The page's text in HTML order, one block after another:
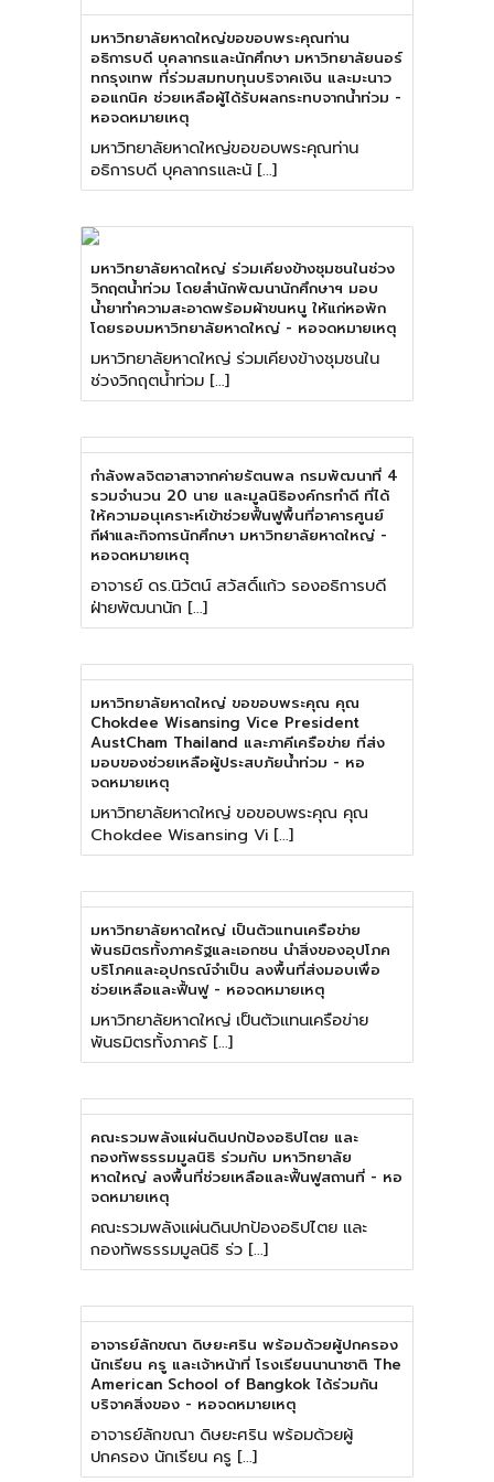
มหาวิทยาลัยหาดใหญ่ขอขอบพระคุณท่าน
อธิการบดี บุคลากรและนักศึกษา มหาวิทยาลัยนอร์
ทกรุงเทพ ที่ร่วมสมทบทุนบริจาคเงิน และมะนาว
ออแกนิค ช่วยเหลือผู้ได้รับผลกระทบจากน้ำท่วม -
หอจดหมายเหตุ
มหาวิทยาลัยหาดใหญ่ขอขอบพระคุณท่าน
อธิการบดี บุคลากรและนั […]
มหาวิทยาลัยหาดใหญ่ ร่วมเคียงข้างชุมชนในช่วง
วิกฤตน้ำท่วม โดยสำนักพัฒนานักศึกษาฯ มอบ
น้ำยาทำความสะอาดพร้อมผ้าขนหนู ให้แก่หอพัก
โดยรอบมหาวิทยาลัยหาดใหญ่ - หอจดหมายเหตุ
มหาวิทยาลัยหาดใหญ่ ร่วมเคียงข้างชุมชนใน
ช่วงวิกฤตน้ำท่วม […]
กำลังพลจิตอาสาจากค่ายรัตนพล กรมพัฒนาที่ 4
รวมจำนวน 20 นาย และมูลนิธิองค์กรทำดี ที่ได้
ให้ความอนุเคราะห์เข้าช่วยฟื้นฟูพื้นที่อาคารศูนย์
กีฬาและกิจการนักศึกษา มหาวิทยาลัยหาดใหญ่ -
หอจดหมายเหตุ
อาจารย์ ดร.นิวัตน์ สวัสดิ์แก้ว รองอธิการบดี
ฝ่ายพัฒนานัก […]
มหาวิทยาลัยหาดใหญ่ ขอขอบพระคุณ คุณ
Chokdee Wisansing Vice President
AustCham Thailand และภาคีเครือข่าย ที่ส่ง
มอบของช่วยเหลือผู้ประสบภัยน้ำท่วม - หอ
จดหมายเหตุ
มหาวิทยาลัยหาดใหญ่ ขอขอบพระคุณ คุณ
Chokdee Wisansing Vi […]
มหาวิทยาลัยหาดใหญ่ เป็นตัวแทนเครือข่าย
พันธมิตรทั้งภาครัฐและเอกชน นำสิ่งของอุปโภค
บริโภคและอุปกรณ์จำเป็น ลงพื้นที่ส่งมอบเพื่อ
ช่วยเหลือและฟื้นฟู - หอจดหมายเหตุ
มหาวิทยาลัยหาดใหญ่ เป็นตัวแทนเครือข่าย
พันธมิตรทั้งภาครั […]
คณะรวมพลังแผ่นดินปกป้องอธิปไตย และ
กองทัพธรรมมูลนิธิ ร่วมกับ มหาวิทยาลัย
หาดใหญ่ ลงพื้นที่ช่วยเหลือและฟื้นฟูสถานที่ - หอ
จดหมายเหตุ
คณะรวมพลังแผ่นดินปกป้องอธิปไตย และ
กองทัพธรรมมูลนิธิ ร่ว […]
อาจารย์ลักขณา ดิษยะศริน พร้อมด้วยผู้ปกครอง
นักเรียน ครู และเจ้าหน้าที่ โรงเรียนนานาชาติ The
American School of Bangkok ได้ร่วมกัน
บริจาคสิ่งของ - หอจดหมายเหตุ
อาจารย์ลักขณา ดิษยะศริน พร้อมด้วยผู้
ปกครอง นักเรียน ครู […]